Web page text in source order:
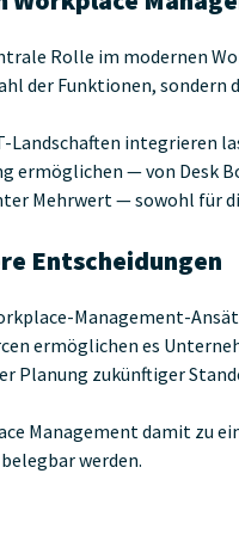
Rolle im modernen
der Funktionen, sondern
integrieren
ermöglichen — von Desk
Mehrwert — sowohl für
Entscheidungen
Management-
ermöglichen es
Planung zukünftiger
Management damit zu
werden.